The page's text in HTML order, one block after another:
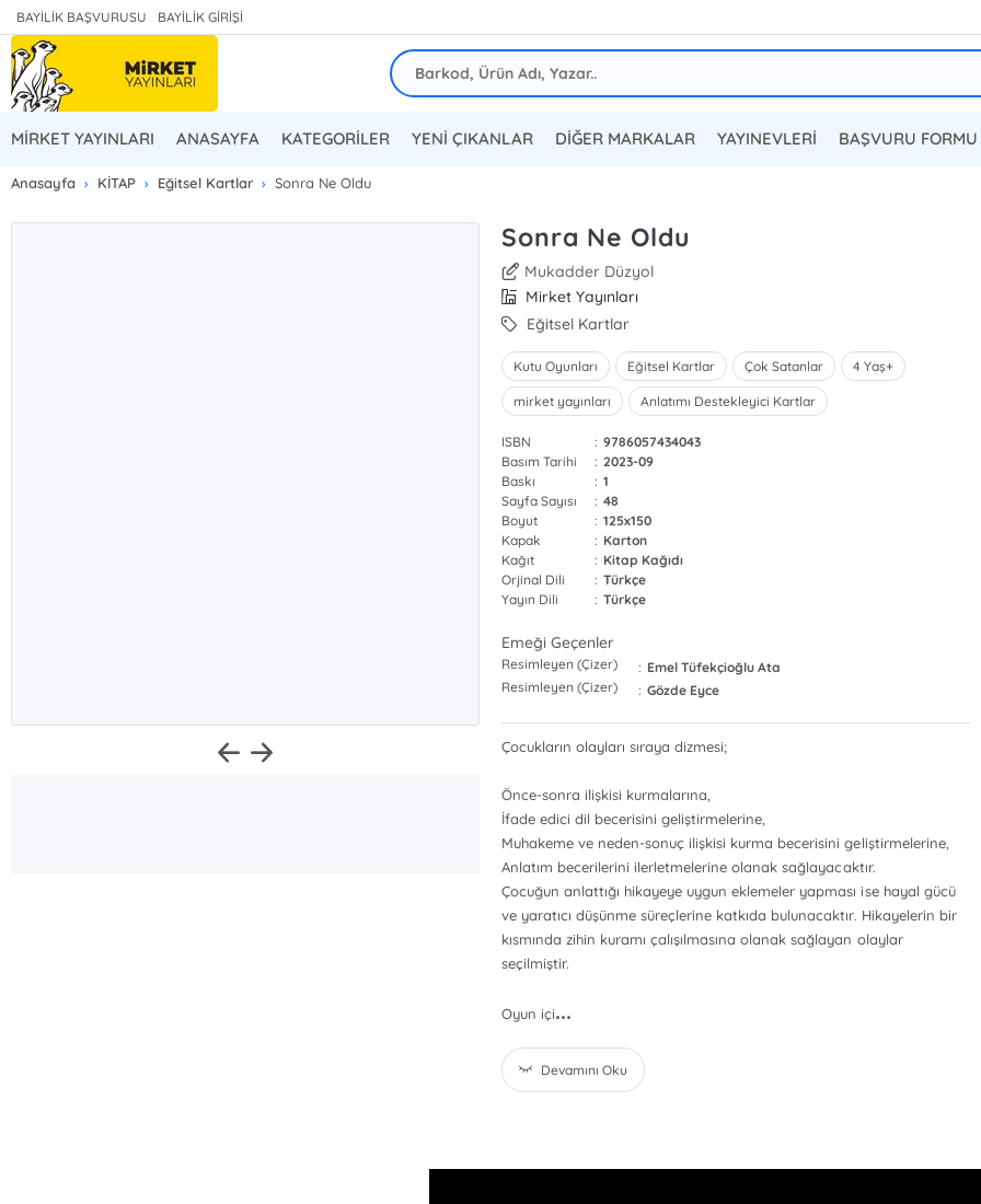
BAYİLİK BAŞVURUSU BAYİLİK GİRİŞİ
MİRKET YAYINLARI ANASAYFA KATEGORİLER YENİ ÇIKANLAR DİĞER MARKALAR YAYINEVLERİ BAŞVURU FORMU
Anasayfa KİTAP Eğitsel Kartlar Sonra Ne Oldu
Sonra Ne Oldu
Mukadder Düzyol
Mirket Yayınları
Eğitsel Kartlar
Kutu Oyunları Eğitsel Kartlar Çok Satanlar 4 Yaş+
mirket yayınları Anlatımı Destekleyici Kartlar
ISBN : 9786057434043
Basım Tarihi
: 2023-09
Baskı
: 1
Sayfa Sayısı
: 48
Boyut
: 125x150
Kapak
: Karton
Kağıt
: Kitap Kağıdı
Orjinal Dili
: Türkçe
Yayın Dili
: Türkçe
Emeği Geçenler
Resimleyen (Çizer) : Emel Tüfekçioğlu Ata
Resimleyen (Çizer)
: Gözde Eyce
Çocukların olayları sıraya dizmesi;
Önce-sonra ilişkisi kurmalarına,
İfade edici dil becerisini geliştirmelerine,
Muhakeme ve neden-sonuç ilişkisi kurma becerisini geliştirmelerine,
Anlatım becerilerini ilerletmelerine olanak sağlayacaktır.
Çocuğun anlattığı hikayeye uygun eklemeler yapması ise hayal gücü
ve yaratıcı düşünme süreçlerine katkıda bulunacaktır. Hikayelerin bir
kısmında zihin kuramı çalışılmasına olanak sağlayan olaylar
seçilmiştir.
Oyun içi...
Devamını Oku